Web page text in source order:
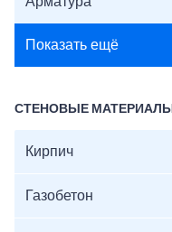
Показать ещё
СТЕНОВЫЕ МАТЕРИАЛЫ
Кирпич
Газобетон